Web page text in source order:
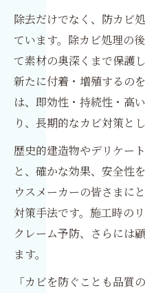
除去だけでなく、防カビ
ています。除カビ処理の
て素材の奥深くまで保護
新たに付着・増殖するの
は、即効性・持続性・高
り、長期的なカビ対策と
歴史的建造物やデリケー
と、確かな効果、安全性
ウスメーカーの皆さまに
対策手法です。施工時の
クレーム予防、さらには
ます。
「カビを防ぐことも品質